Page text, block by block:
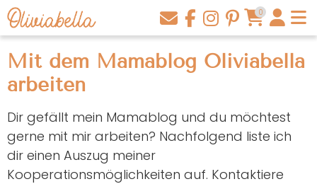
0
Mit dem Mamablog Oliviabella
arbeiten
Dir gefällt mein Mamablog und du möchtest
gerne mit mir arbeiten? Nachfolgend liste ich
dir einen Auszug meiner
Kooperationsmöglichkeiten auf. Kontaktiere